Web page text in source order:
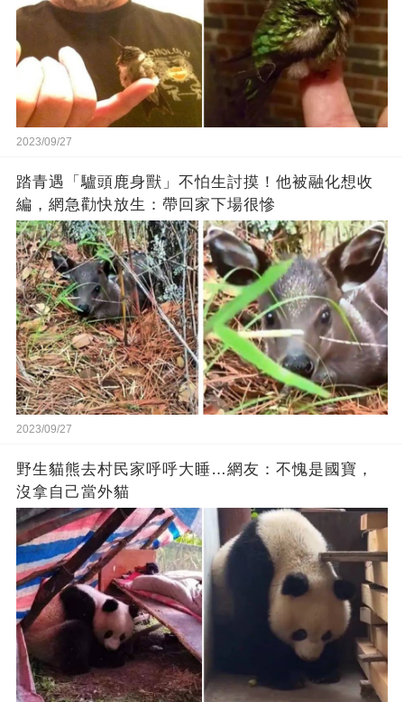
2023/09/27
踏青遇「驢頭鹿身獸」不怕生討摸！他被融化想收
編，網急勸快放生：帶回家下場很慘
2023/09/27
野生貓熊去村民家呼呼大睡…網友：不愧是國寶，
沒拿自己當外貓